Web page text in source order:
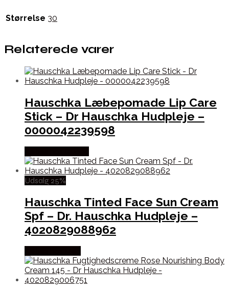
Størrelse 30
Relaterede varer
Hauschka Læbepomade Lip Care
Stick – Dr Hauschka Hudpleje –
0000042239598
Udsalg 25%
Hauschka Tinted Face Sun Cream
Spf – Dr. Hauschka Hudpleje –
4020829088962